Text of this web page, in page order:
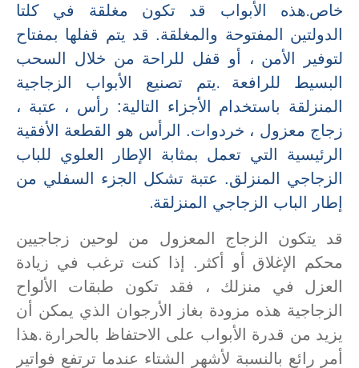
خاص.هذه الأبواب قد تكون مغلقة في كلتا
الدولتين المفتوحة والمغلقة. قد يتم قفلها بمفتاح
لتوفير الأمن ، أو قفل للراحة من خلال السحب
البسيط للرافعة
.يتم تصنيع الأبواب الزجاجية
المنزلقة باستخدام الأجزاء التالية: رأس ، عتبة ،
زجاج معزول ، خردوات. الرأس هو القطعة الأفقية
الرئيسية التي تعمل بمثابة الإطار العلوي للباب
الزجاجي المنزلق. عتبة تشكل الجزء السفلي من
إطار الباب الزجاجي المنزلقة.
قد يتكون الزجاج المعزول من لوحين زجاجيين
محكم الإغلاق أو أكثر. إذا كنت ترغب في زيادة
العزل في منزلك ، فقد تكون طبقات الألواح
الزجاجية هذه مزودة بغاز الأرجوان الذي يمكن أن
يزيد من قدرة الأبواب على الاحتفاظ بالحرارة .هذا
أمر رائع بالنسبة لأشهر الشتاء عندما ترتفع فواتير